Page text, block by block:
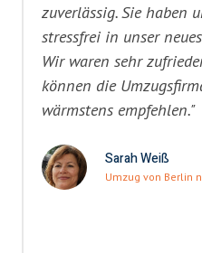
zuverlässig. Sie haben
stressfrei in unser
Wir waren sehr
können die
wärmstens empfehlen."
Sarah Weiß
Umzug von Berlin